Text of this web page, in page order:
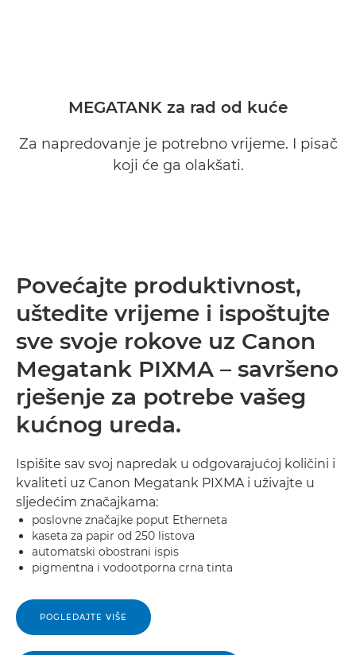
MEGATANK za rad od kuće
Za napredovanje je potrebno vrijeme. I pisač
koji će ga olakšati.
Povećajte produktivnost,
uštedite vrijeme i ispoštujte
sve svoje rokove uz Canon
Megatank PIXMA – savršeno
rješenje za potrebe vašeg
kućnog ureda.
Ispišite sav svoj napredak u odgovarajućoj količini i
kvaliteti uz Canon Megatank PIXMA i uživajte u
sljedećim značajkama:
poslovne značajke poput Etherneta
kaseta za papir od 250 listova
automatski obostrani ispis
pigmentna i vodootporna crna tinta
POGLEDAJTE VIŠE